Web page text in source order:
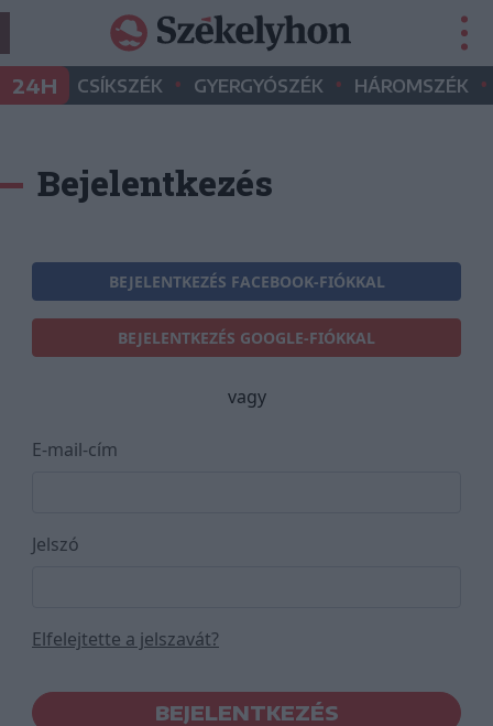
24H CSÍKSZÉK • GYERGYÓSZÉK • HÁROMSZÉK •
Bejelentkezés
BEJELENTKEZÉS FACEBOOK-FIÓKKAL
BEJELENTKEZÉS GOOGLE-FIÓKKAL
vagy
E-mail-cím
Jelszó
Elfelejtette a jelszavát?
BEJELENTKEZÉS